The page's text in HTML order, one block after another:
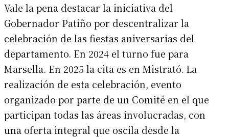
Vale la pena destacar la iniciativa del
Gobernador Patiño por descentralizar la
celebración de las fiestas aniversarias del
departamento. En 2024 el turno fue para
Marsella. En 2025 la cita es en Mistrató. La
realización de esta celebración, evento
organizado por parte de un Comité en el que
participan todas las áreas involucradas, con
una oferta integral que oscila desde la